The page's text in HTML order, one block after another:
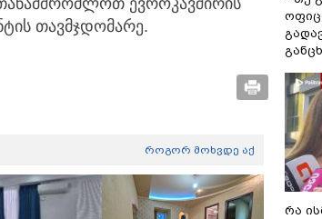
ევროკავშირის
თავმჯდომარე.
როგორ მოხვდე აქ
რა